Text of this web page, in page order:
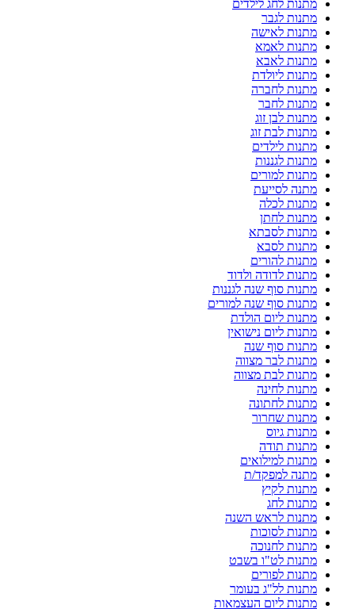
מתנות לחג לילדים
מתנות לגבר
מתנות לאישה
מתנות לאמא
מתנות לאבא
מתנות ליולדת
מתנות לחברה
מתנות לחבר
מתנות לבן זוג
מתנות לבת זוג
מתנות לילדים
מתנות לגננות
מתנות למורים
מתנה לסייעת
מתנות לכלה
מתנות לחתן
מתנות לסבתא
מתנות לסבא
מתנות להורים
מתנות לדודה ולדוד
מתנות סוף שנה לגננות
מתנות סוף שנה למורים
מתנות ליום הולדת
מתנות ליום נישואין
מתנות סוף שנה
מתנות לבר מצווה
מתנות לבת מצווה
מתנות לחינה
מתנות לחתונה
מתנות שחרור
מתנות גיוס
מתנות תודה
מתנות למילואים
מתנה למפקד/ת
מתנות לקיץ
מתנות לחג
מתנות לראש השנה
מתנות לסוכות
מתנות לחנוכה
מתנות לט"ו בשבט
מתנות לפורים
מתנות לל"ג בעומר
מתנות ליום העצמאות